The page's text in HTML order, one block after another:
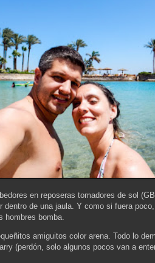
en reposeras tomadores de sol
de una jaula. Y como si fuera
hombres bomba.
amiguitos color arena. Todo lo
(perdón, solo algunos pocos van a